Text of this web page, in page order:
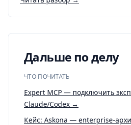
Дальше по делу
ЧТО ПОЧИТАТЬ
Expert MCP — подключить
Claude/Codex →
Кейс: Askona — enterprise-